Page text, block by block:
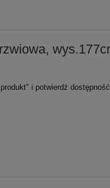
i potwierdź dostępność